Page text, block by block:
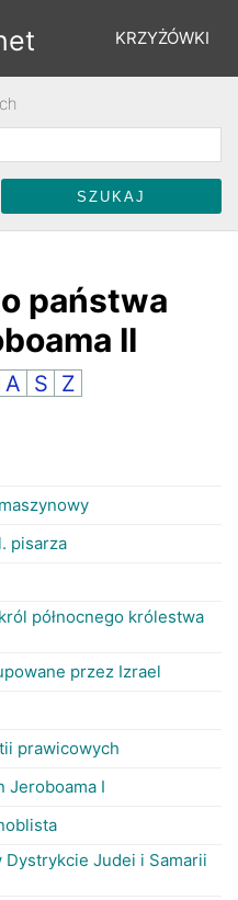
KRZYŻÓWKI
ŁAMIGŁÓWKI
państwa
II
A S Z
pisarza
północnego królestwa
przez Izrael
prawicowych
Jeroboama I
Dystrykcie Judei i Samarii